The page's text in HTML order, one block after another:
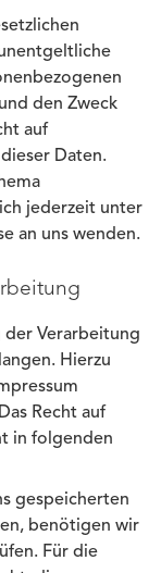
den Zweck
auf
Daten.
jederzeit unter
an uns wenden.
der Verarbeitung
Hierzu
Recht auf
in folgenden
gespeicherten
benötigen wir
Für die